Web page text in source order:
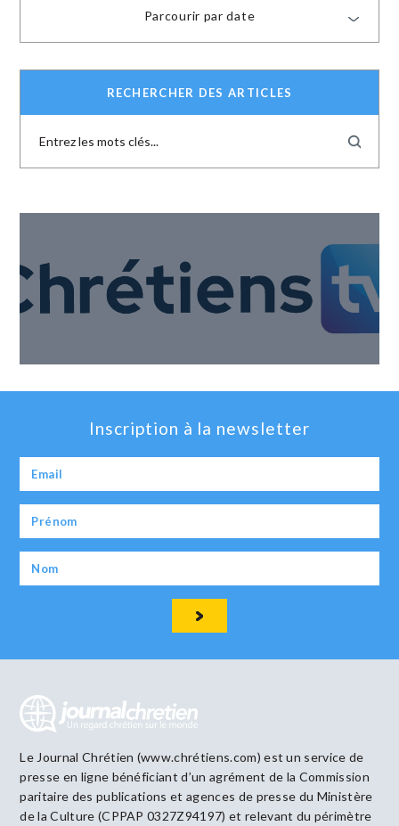
Parcourir par date
RECHERCHER DES ARTICLES
Inscription à la newsletter
Le Journal Chrétien (www.chrétiens.com) est un service de
presse en ligne bénéficiant d’un agrément de la Commission
paritaire des publications et agences de presse du Ministère
de la Culture (CPPAP 0327Z94197) et relevant du périmètre